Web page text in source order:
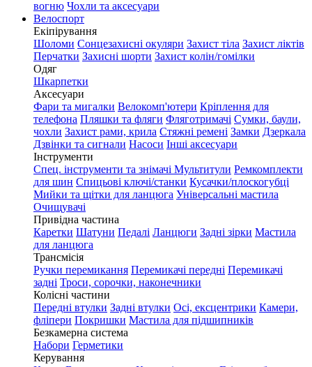
вогню Чохли та аксесуари
Велоспорт
Екіпірування
Шоломи Сонцезахисні окуляри Захист тіла Захист ліктів
Перчатки Захисні шорти Захист колін/гомілки
Одяг
Шкарпетки
Аксесуари
Фари та мигалки Велокомп'ютери Кріплення для
телефона Пляшки та фляги Фляготримачі Сумки, баули,
чохли Захист рами, крила Стяжні ремені Замки Дзеркала
Дзвінки та сигнали Насоси Інші аксесуари
Інструменти
Спец. інструменти та знімачі Мультитули Ремкомплекти
для шин Спицьові ключі/станки Кусачки/плоскогубці
Мийки та щітки для ланцюга Універсальні мастила
Очищувачі
Привідна частина
Каретки Шатуни Педалі Ланцюги Задні зірки Мастила
для ланцюга
Трансмісія
Ручки перемикання Перемикачі передні Перемикачі
задні Троси, сорочки, наконечники
Колісні частини
Передні втулки Задні втулки Осі, ексцентрики Камери,
фліпери Покришки Мастила для підшипників
Безкамерна система
Набори Герметики
Керування